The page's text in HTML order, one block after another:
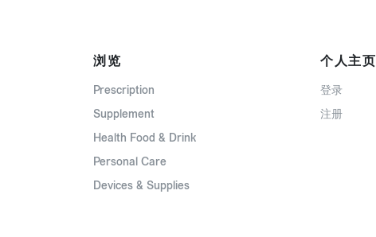
浏览
Prescription
Supplement
Health Food & Drink
Personal Care
Devices & Supplies
个人主页
登录
注册